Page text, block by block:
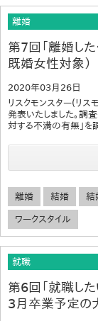
離婚
第7回「離婚し
既婚女性対象）
2020年03月26日
リスクモンスター(リス
発表いたしました。調
対する不満の有無」を
離婚 結婚 結
ワークスタイル
就職
第6回「就職し
3月卒業予定の